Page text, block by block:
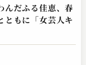
んだふる佳恵、春
ともに「女芸人キ